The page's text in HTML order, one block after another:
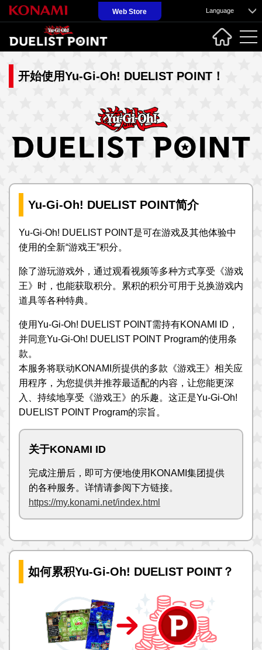
Web Store Language
开始使用Yu-Gi-Oh! DUELIST POINT！
Yu-Gi-Oh! DUELIST POINT简介
Yu-Gi-Oh! DUELIST POINT是可在游戏及其他体验中
使用的全新“游戏王”积分。
除了游玩游戏外，通过观看视频等多种方式享受《游戏
王》时，也能获取积分。累积的积分可用于兑换游戏内
道具等各种特典。
使用Yu-Gi-Oh! DUELIST POINT需持有KONAMI ID，
并同意Yu-Gi-Oh! DUELIST POINT Program的使用条
款。
本服务将联动KONAMI所提供的多款《游戏王》相关应
用程序，为您提供并推荐最适配的内容，让您能更深
入、持续地享受《游戏王》的乐趣。这正是Yu-Gi-Oh!
DUELIST POINT Program的宗旨。
关于KONAMI ID
完成注册后，即可方便地使用KONAMI集团提供
的各种服务。详情请参阅下方链接。
https://my.konami.net/index.html
如何累积Yu-Gi-Oh! DUELIST POINT？